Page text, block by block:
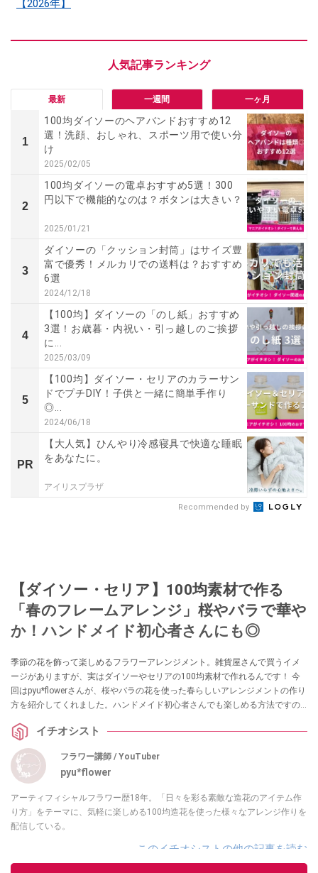
【2026年】
最新 一週間 一ヶ月
1
100均ダイソーのヘアバンドおすすめ12
選！洗顔、おしゃれ、スポーツ用で使い分
け
2025/02/05
2
100均ダイソーの電卓おすすめ5選！300
円以下で機能的なのは？ボタンは大きい？
2025/01/21
3
ダイソーの「クッション封筒」はサイズ豊
富で優秀！メルカリでの送料は？おすすめ
6選
2024/12/18
4
【100均】ダイソーの「のし紙」おすすめ
3選！お歳暮・内祝い・引っ越しのご挨拶
に...
2025/03/09
5
【100均】ダイソー・セリアのカラーサン
ドでプチDIY！子供と一緒に簡単手作り
◎...
2024/06/18
PR
【大人気】ひんやり冷感寝具で快適な睡眠
をあなたに。
アイリスプラザ
Recommended by
【ダイソー・セリア】100均素材で作る
「春のフレームアレンジ」桜やバラで華や
か！ハンドメイド初心者さんにも◎
季節の花を飾って楽しめるフラワーアレンジメント。雑貨屋さんで買うイメ
ージがありますが、実はダイソーやセリアの100均素材で作れるんです！ 今
回はpyu*flowerさんが、桜やバラの花を使った春らしいアレンジメントの作り
方を紹介してくれました。ハンドメイド初心者さんでも楽しめる方法ですの
イチオシスト
フラワー講師 / YouTuber
pyu*flower
アーティフィシャルフラワー歴18年。「日々を彩る素敵な造花のアイテム作
り方」をテーマに、気軽に楽しめる100均造花を使った様々なアレンジ作りを
配信している。
このイチオシストの他の記事を読む